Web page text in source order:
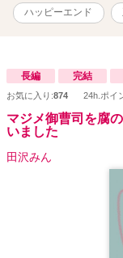
ハッピーエンド
長編 完結
お気に入り:874 24h.ポイ
マジメ御曹司を腐
いました
田沢みん